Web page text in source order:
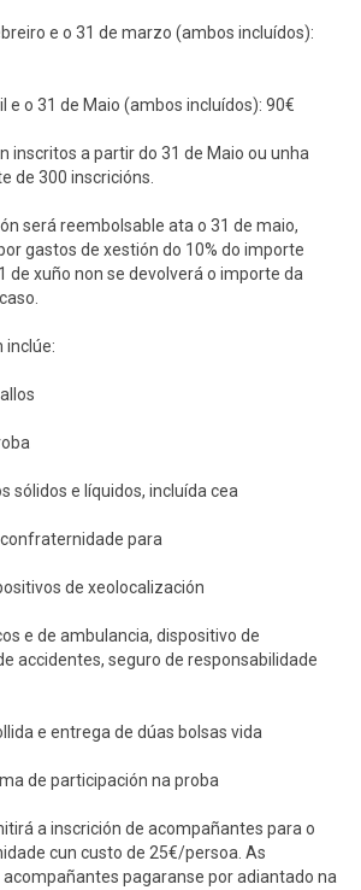
e o 31 de marzo (ambos incluídos):
o 31 de Maio (ambos incluídos): 90€
a partir do 31 de Maio ou unha
de 300 inscricións.
será reembolsable ata o 31 de maio,
gastos de xestión do 10% do importe
de xuño non se devolverá o importe da
inclúe:
e líquidos, incluída cea
para
de xeolocalización
e de ambulancia, dispositivo de
accidentes, seguro de responsabilidade
e entrega de dúas bolsas vida
de participación na proba
a inscrición de acompañantes para o
cun custo de 25€/persoa. As
pagaranse por adiantado na